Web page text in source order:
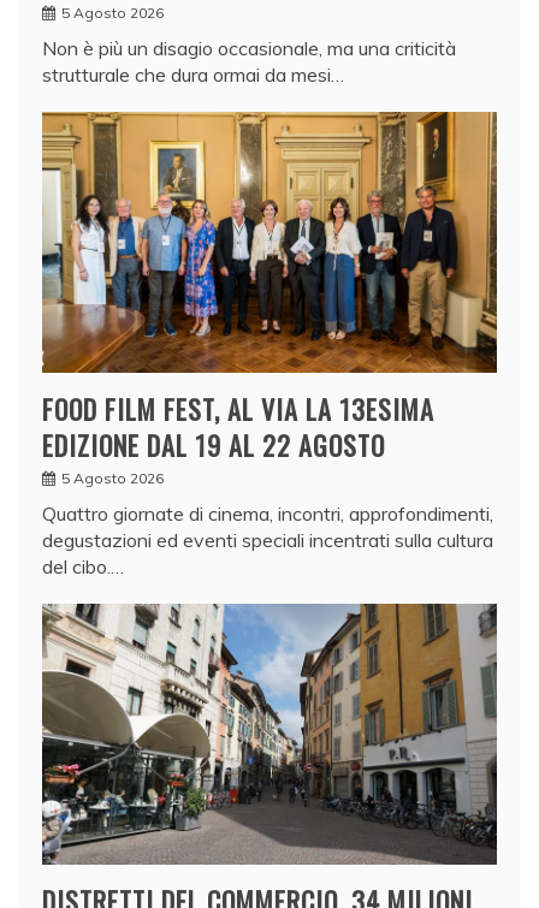
5 Agosto 2026
Non è più un disagio occasionale, ma una criticità
strutturale che dura ormai da mesi…
FOOD FILM FEST, AL VIA LA 13ESIMA
EDIZIONE DAL 19 AL 22 AGOSTO
5 Agosto 2026
Quattro giornate di cinema, incontri, approfondimenti,
degustazioni ed eventi speciali incentrati sulla cultura
del cibo.…